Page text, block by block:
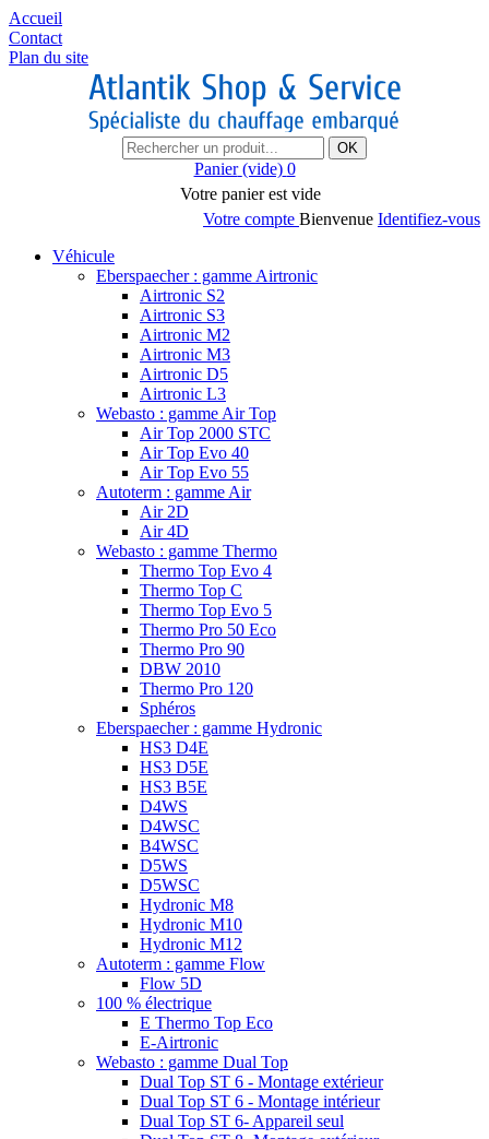
Accueil
Contact
Plan du site
OK
Panier (vide) 0
Votre panier est vide
Votre compte Bienvenue Identifiez-vous
Véhicule
Eberspaecher : gamme Airtronic
Airtronic S2
Airtronic S3
Airtronic M2
Airtronic M3
Airtronic D5
Airtronic L3
Webasto : gamme Air Top
Air Top 2000 STC
Air Top Evo 40
Air Top Evo 55
Autoterm : gamme Air
Air 2D
Air 4D
Webasto : gamme Thermo
Thermo Top Evo 4
Thermo Top C
Thermo Top Evo 5
Thermo Pro 50 Eco
Thermo Pro 90
DBW 2010
Thermo Pro 120
Sphéros
Eberspaecher : gamme Hydronic
HS3 D4E
HS3 D5E
HS3 B5E
D4WS
D4WSC
B4WSC
D5WS
D5WSC
Hydronic M8
Hydronic M10
Hydronic M12
Autoterm : gamme Flow
Flow 5D
100 % électrique
E Thermo Top Eco
E-Airtronic
Webasto : gamme Dual Top
Dual Top ST 6 - Montage extérieur
Dual Top ST 6 - Montage intérieur
Dual Top ST 6- Appareil seul